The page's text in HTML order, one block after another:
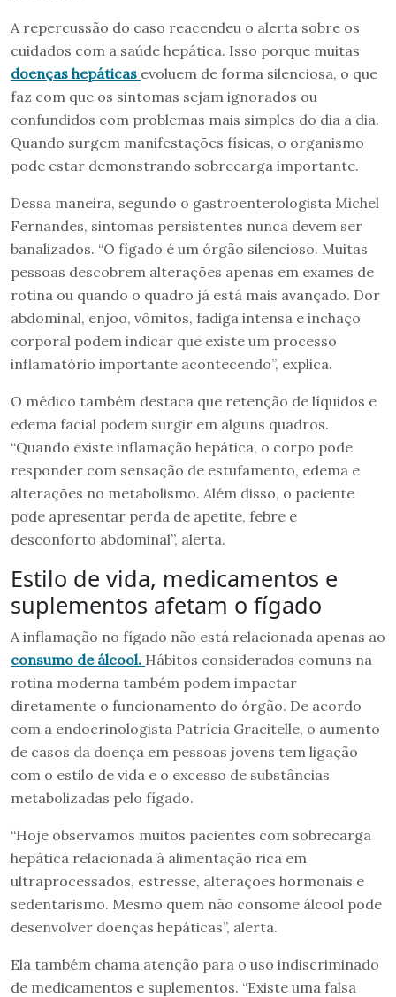
A repercussão do caso reacendeu o alerta sobre os
cuidados com a saúde hepática. Isso porque muitas
doenças hepáticas evoluem de forma silenciosa, o que
faz com que os sintomas sejam ignorados ou
confundidos com problemas mais simples do dia a dia.
Quando surgem manifestações físicas, o organismo
pode estar demonstrando sobrecarga importante.
Dessa maneira, segundo o gastroenterologista Michel
Fernandes, sintomas persistentes nunca devem ser
banalizados. “O fígado é um órgão silencioso. Muitas
pessoas descobrem alterações apenas em exames de
rotina ou quando o quadro já está mais avançado. Dor
abdominal, enjoo, vômitos, fadiga intensa e inchaço
corporal podem indicar que existe um processo
inflamatório importante acontecendo”, explica.
O médico também destaca que retenção de líquidos e
edema facial podem surgir em alguns quadros.
“Quando existe inflamação hepática, o corpo pode
responder com sensação de estufamento, edema e
alterações no metabolismo. Além disso, o paciente
pode apresentar perda de apetite, febre e
desconforto abdominal”, alerta.
Estilo de vida, medicamentos e
suplementos afetam o fígado
A inflamação no fígado não está relacionada apenas ao
consumo de álcool. Hábitos considerados comuns na
rotina moderna também podem impactar
diretamente o funcionamento do órgão. De acordo
com a endocrinologista Patrícia Gracitelle, o aumento
de casos da doença em pessoas jovens tem ligação
com o estilo de vida e o excesso de substâncias
metabolizadas pelo fígado.
“Hoje observamos muitos pacientes com sobrecarga
hepática relacionada à alimentação rica em
ultraprocessados, estresse, alterações hormonais e
sedentarismo. Mesmo quem não consome álcool pode
desenvolver doenças hepáticas”, alerta.
Ela também chama atenção para o uso indiscriminado
de medicamentos e suplementos. “Existe uma falsa